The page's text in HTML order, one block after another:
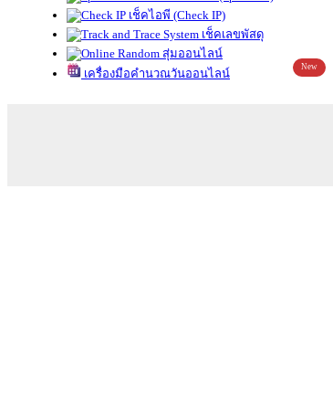
เช็คไอพี (Check IP)
เช็คเลขพัสดุ
สุ่มออนไลน์
เครื่องมือคำนวณวันออนไลน์
New